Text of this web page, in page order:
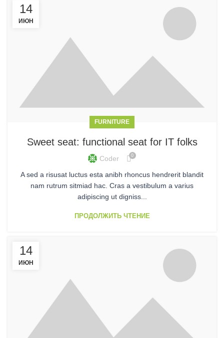
14
ИЮН
FURNITURE
Sweet seat: functional seat for IT folks
Coder 0
A sed a risusat luctus esta anibh rhoncus hendrerit blandit
nam rutrum sitmiad hac. Cras a vestibulum a varius
adipiscing ut digniss...
ПРОДОЛЖИТЬ ЧТЕНИЕ
14
ИЮН